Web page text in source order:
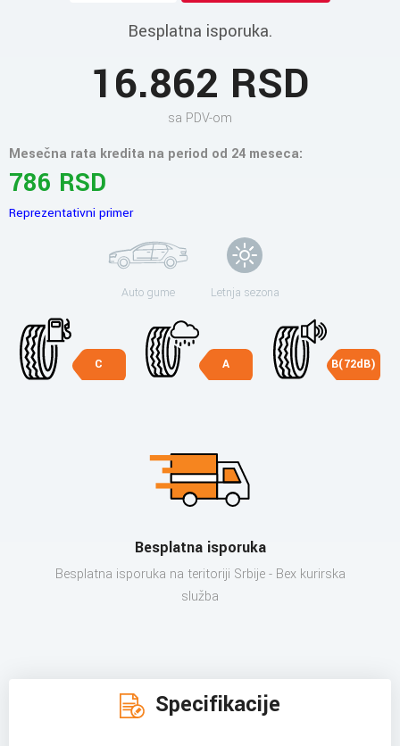
Besplatna isporuka.
16.862 RSD
sa PDV-om
Mesečna rata kredita na period od 24 meseca:
786 RSD
Reprezentativni primer
Auto gume Letnja sezona
C A B(72dB)
Besplatna isporuka
Besplatna isporuka na teritoriji Srbije - Bex kurirska
služba
Specifikacije